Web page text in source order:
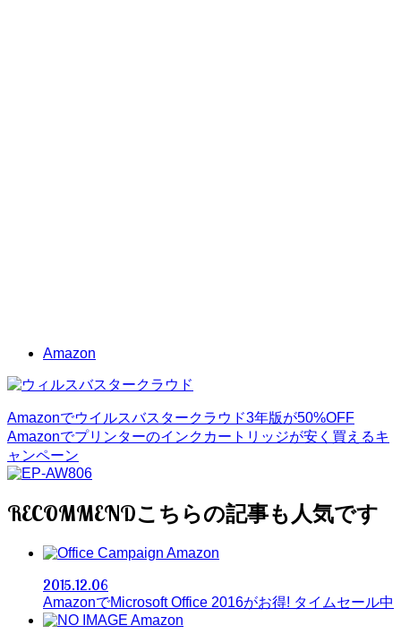
Amazon
Amazonでウイルスバスタークラウド3年版が50%OFF
Amazonでプリンターのインクカートリッジが安く買えるキ
ャンペーン
RECOMMEND
Amazon
2015.12.06
AmazonでMicrosoft Office 2016がお得! タイムセール中
Amazon